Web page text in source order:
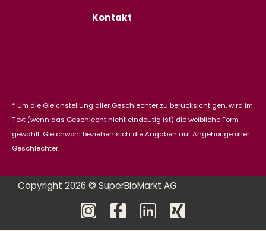
Kontakt
* Um die Gleichstellung aller Geschlechter zu berücksichtigen, wird im
Text (wenn das Geschlecht nicht eindeutig ist) die weibliche Form
gewählt. Gleichwohl beziehen sich die Angaben auf Angehörige aller
Geschlechter.
Copyright 2026 © SuperBioMarkt AG